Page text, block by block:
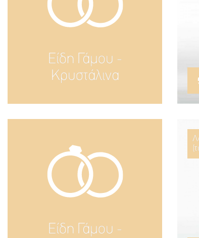
Είδη Γάμου -
Κρυστάλινα
Είδη Γάμου -